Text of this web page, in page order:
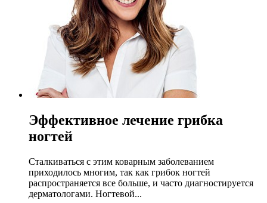
Эффективное лечение грибка
ногтей
Сталкиваться с этим коварным заболеванием
приходилось многим, так как грибок ногтей
распространяется все больше, и часто диагностируется
дерматологами. Ногтевой...